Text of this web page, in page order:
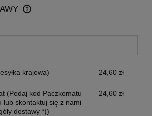
EWENTUALNYCH KOSZTÓW
krajowa) 24,60 zł
(Podaj kod Paczkomatu
lub skontaktuj się z nami
dostawy *))
24,60 zł